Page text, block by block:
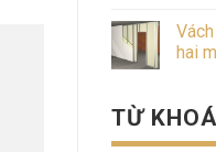
hai
TỪ